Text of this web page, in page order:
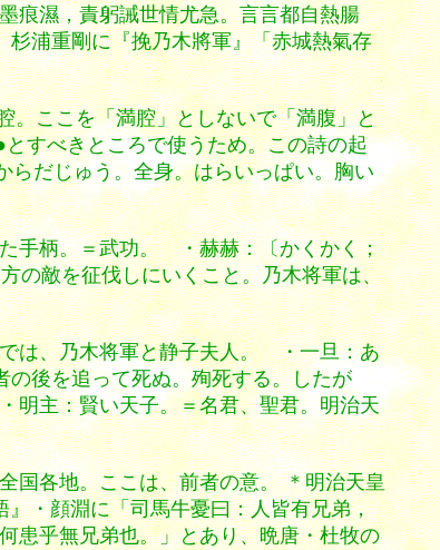
痕濕，責躬誡世情尤急。言言都自熱腸
杉浦重剛に『挽乃木將軍』「赤城熱氣存
ここを「満腔」としないで「満腹」と
すべきところで使うため。この詩の起
だじゅう。全身。はらいっぱい。胸い
手柄。＝武功。 ・赫赫：〔かくかく；
の敵を征伐しにいくこと。乃木将軍は、
は、乃木将軍と静子夫人。 ・一旦：あ
後を追って死ぬ。殉死する。したが
明主：賢い天子。＝名君、聖君。明治天
各地。ここは、前者の意。 ＊明治天皇
・顔淵に「司馬牛憂曰：人皆有兄弟，
患乎無兄弟也。」とあり、晩唐・杜牧の